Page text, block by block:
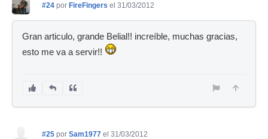
#24 por FireFingers el 31/03/2012
Gran articulo, grande Belial!! increíble, muchas gracias,
esto me va a servir!!
#25 por Sam1977 el 31/03/2012